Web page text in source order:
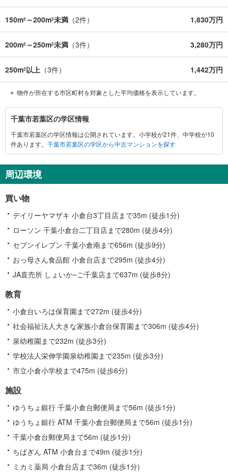
150m2 ～200m2未満 （2件） 1,830万円
200m2 ～250m2未満 （3件） 3,280万円
250m2以上 （3件） 1,442万円
物件が所在する市区町村を対象とした平均価格を表示しています。
千
葉
市
若
区
に
す
る
千葉市若葉区の学区情報
千葉市若葉区の学区情報は公開されています。小学校が21件、中学校が10
件あります。 千葉市若葉区の学区から中古マンションを探す
周辺環境
買い物
デイリーヤマザキ 小倉台3丁目店まで35m (徒歩1分)
ローソン 千葉小倉台二丁目店まで280m (徒歩4分)
セブンイレブン 千葉小倉南まで656m (徒歩9分)
おっ母さん食品館 小倉台店まで295m (徒歩4分)
JA直売所 しょいか~ご千葉店まで637m (徒歩8分)
教育
小倉台いろは保育園まで272m (徒歩4分)
社会福祉法人大きな家族小倉台保育園まで306m (徒歩4分)
泉幼稚園まで232m (徒歩3分)
学校法人栄伸学園泉幼稚園まで235m (徒歩3分)
市立小倉小学校まで475m (徒歩6分)
施設
ゆうちょ銀行 千葉小倉台郵便局まで56m (徒歩1分)
ゆうちょ銀行 ATM 千葉小倉台郵便局まで56m (徒歩1分)
千葉小倉台郵便局まで56m (徒歩1分)
ちばぎん ATM 小倉台まで49m (徒歩1分)
ミカミ薬局 小倉台店まで36m (徒歩1分)